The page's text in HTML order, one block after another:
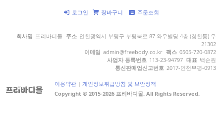
로그인 장바구니 주문조회
이용약관 | 개인정보취급방침 및 보안정책
Copyright © 2015-2026 프리바디몰. All Rights Reserved.
회사명 프리바디몰 주소 인천광역시 부평구 부평북로 87 와우빌딩 4층 (청천동) 우
21302
이메일 admin@freebody.co.kr 팩스 0505-720-0872
사업자 등록번호 113-23-94797 대표 백순원
통신판매업신고번호 2017-인천부평-0913